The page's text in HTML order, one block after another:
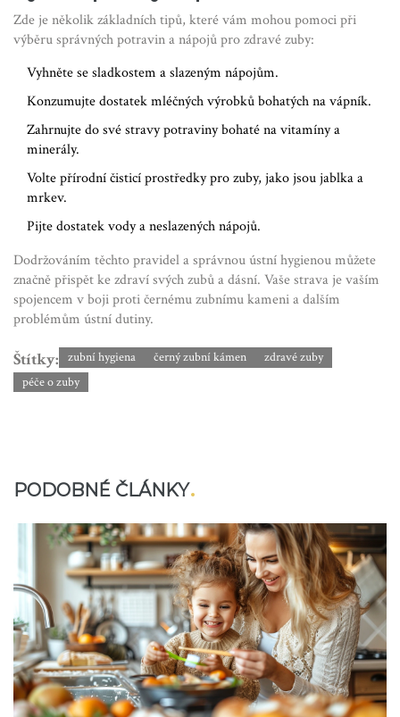
Zde je několik základních tipů, které vám mohou pomoci při
výběru správných potravin a nápojů pro zdravé zuby:
Vyhněte se sladkostem a slazeným nápojům.
Konzumujte dostatek mléčných výrobků bohatých na vápník.
Zahrnujte do své stravy potraviny bohaté na vitamíny a
minerály.
Volte přírodní čisticí prostředky pro zuby, jako jsou jablka a
mrkev.
Pijte dostatek vody a neslazených nápojů.
Dodržováním těchto pravidel a správnou ústní hygienou můžete
značně přispět ke zdraví svých zubů a dásní. Vaše strava je vaším
spojencem v boji proti černému zubnímu kameni a dalším
problémům ústní dutiny.
Štítky: zubní hygiena černý zubní kámen
zdravé zuby
péče o zuby
PODOBNÉ ČLÁNKY